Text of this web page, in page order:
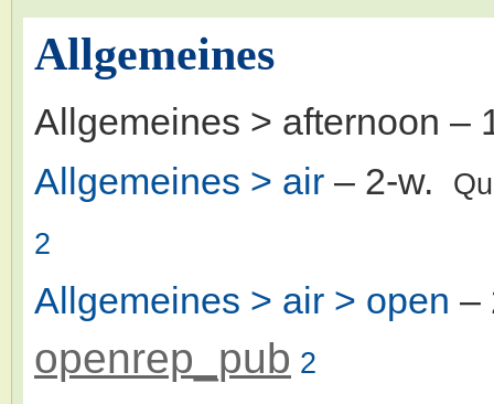
Allgemeines
Allgemeines > afternoon –
Allgemeines > air – 2-w.
2
Allgemeines > air > open –
openrep_pub 2